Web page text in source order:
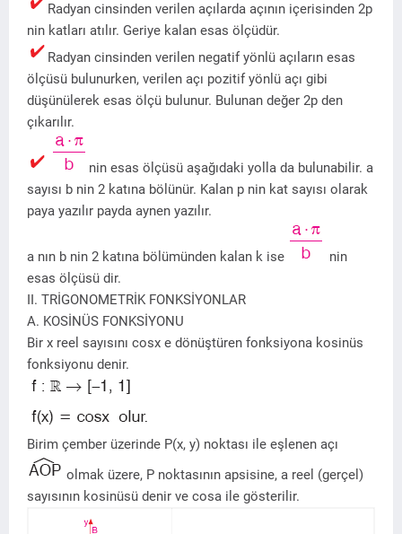
Radyan cinsinden verilen açılarda açının içerisinden 2p
nin katları atılır. Geriye kalan esas ölçüdür.
Radyan cinsinden verilen negatif yönlü açıların esas
ölçüsü bulunurken, verilen açı pozitif yönlü açı gibi
düşünülerek esas ölçü bulunur. Bulunan değer 2p den
çıkarılır.
nin esas ölçüsü aşağıdaki yolla da bulunabilir. a
sayısı b nin 2 katına bölünür. Kalan p nin kat sayısı olarak
paya yazılır payda aynen yazılır.
a nın b nin 2 katına bölümünden kalan k ise
nin
esas ölçüsü dir.
II. TRİGONOMETRİK FONKSİYONLAR
A. KOSİNÜS FONKSİYONU
Bir x reel sayısını cosx e dönüştüren fonksiyona kosinüs
fonksiyonu denir.
Birim çember üzerinde P(x, y) noktası ile eşlenen açı
olmak üzere, P noktasının apsisine, a reel (gerçel)
sayısının kosinüsü denir ve cosa ile gösterilir.